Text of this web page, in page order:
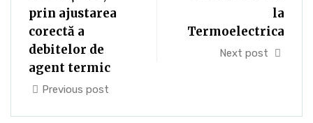
prin ajustarea
corectă a
debitelor de
agent termic
Previous post
la
Termoelectrica
Next post